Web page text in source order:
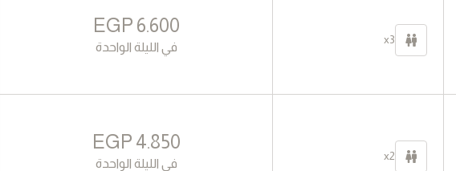
x3
6.600
EGP
في الليلة الواحدة
x2
4.850
EGP
في الليلة الواحدة